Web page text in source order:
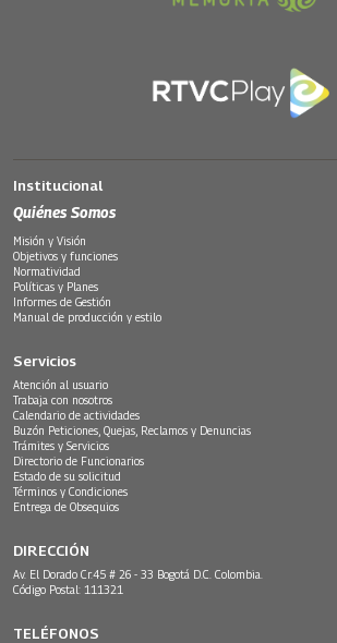
Institucional
Quiénes Somos
Misión y Visión
Objetivos y funciones
Normatividad
Políticas y Planes
Informes de Gestión
Manual de producción y estilo
Servicios
Atención al usuario
Trabaja con nosotros
Calendario de actividades
Buzón Peticiones, Quejas, Reclamos y Denuncias
Trámites y Servicios
Directorio de Funcionarios
Estado de su solicitud
Términos y Condiciones
Entrega de Obsequios
DIRECCIÓN
Av. El Dorado Cr.45 # 26 - 33 Bogotá D.C. Colombia.
Código Postal: 111321
TELÉFONOS